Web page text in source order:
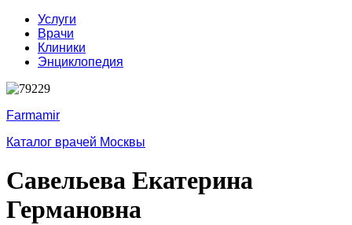
Услуги
Врачи
Клиники
Энциклопедия
Farmamir
Каталог врачей Москвы
Савельева Екатерина
Германовна